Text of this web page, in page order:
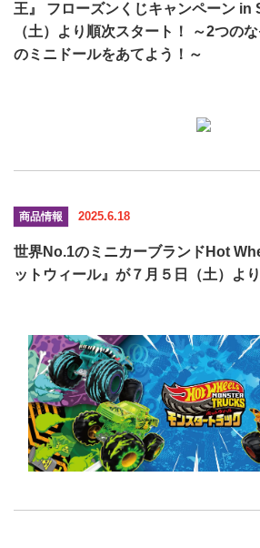
王』 フローズンくじキャンペーン in
（土）より順次スタート！ ～2つの
のミニドールをあてよう！～
商品情報 2025.6.18
世界No.1のミニカーブランドHot
ットウィール』が７月５日（土）よ